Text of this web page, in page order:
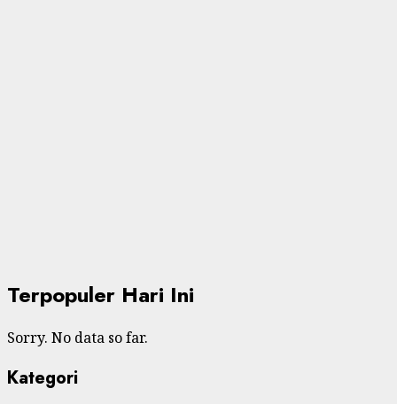
Terpopuler Hari Ini
Sorry. No data so far.
Kategori